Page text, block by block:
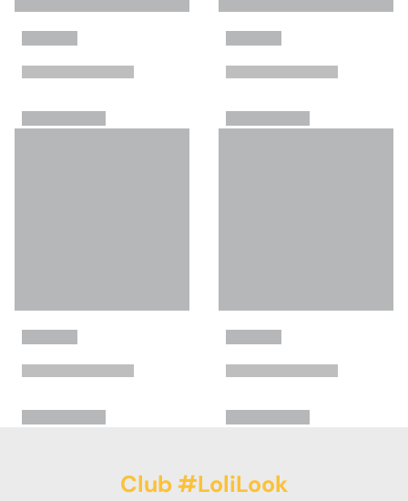
Club #LoliLook